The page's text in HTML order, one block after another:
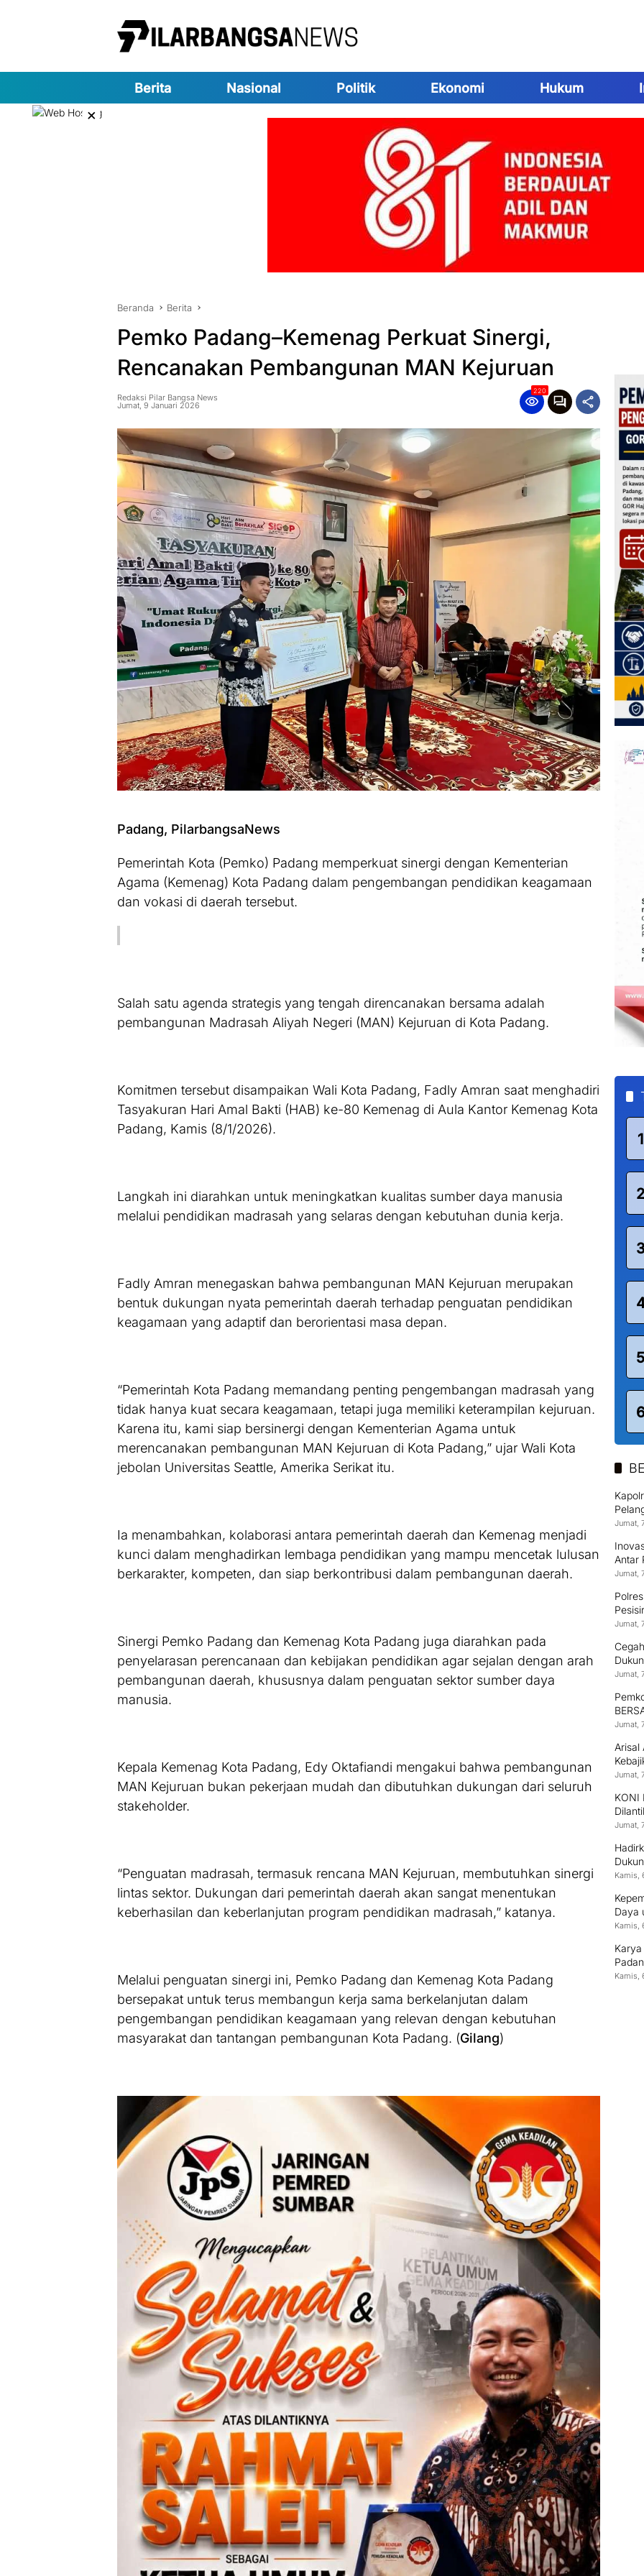
Berita Nasional Politik Ekonomi Hukum
×
Beranda Berita
Pemko Padang–Kemenag Perkuat Sinergi,
Rencanakan Pembangunan MAN Kejuruan
Redaksi Pilar Bangsa News
Jumat, 9 Januari 2026
220
Padang, PilarbangsaNews
Pemerintah Kota (Pemko) Padang memperkuat sinergi dengan Kementerian
Agama (Kemenag) Kota Padang dalam pengembangan pendidikan keagamaan
dan vokasi di daerah tersebut.
Salah satu agenda strategis yang tengah direncanakan bersama adalah
pembangunan Madrasah Aliyah Negeri (MAN) Kejuruan di Kota Padang.
Komitmen tersebut disampaikan Wali Kota Padang, Fadly Amran saat menghadiri
Tasyakuran Hari Amal Bakti (HAB) ke-80 Kemenag di Aula Kantor Kemenag Kota
Padang, Kamis (8/1/2026).
Langkah ini diarahkan untuk meningkatkan kualitas sumber daya manusia
melalui pendidikan madrasah yang selaras dengan kebutuhan dunia kerja.
Fadly Amran menegaskan bahwa pembangunan MAN Kejuruan merupakan
bentuk dukungan nyata pemerintah daerah terhadap penguatan pendidikan
keagamaan yang adaptif dan berorientasi masa depan.
“Pemerintah Kota Padang memandang penting pengembangan madrasah yang
tidak hanya kuat secara keagamaan, tetapi juga memiliki keterampilan kejuruan.
Karena itu, kami siap bersinergi dengan Kementerian Agama untuk
merencanakan pembangunan MAN Kejuruan di Kota Padang,” ujar Wali Kota
jebolan Universitas Seattle, Amerika Serikat itu.
Ia menambahkan, kolaborasi antara pemerintah daerah dan Kemenag menjadi
kunci dalam menghadirkan lembaga pendidikan yang mampu mencetak lulusan
berkarakter, kompeten, dan siap berkontribusi dalam pembangunan daerah.
Sinergi Pemko Padang dan Kemenag Kota Padang juga diarahkan pada
penyelarasan perencanaan dan kebijakan pendidikan agar sejalan dengan arah
pembangunan daerah, khususnya dalam penguatan sektor sumber daya
manusia.
Kepala Kemenag Kota Padang, Edy Oktafiandi mengakui bahwa pembangunan
MAN Kejuruan bukan pekerjaan mudah dan dibutuhkan dukungan dari seluruh
stakeholder.
“Penguatan madrasah, termasuk rencana MAN Kejuruan, membutuhkan sinergi
lintas sektor. Dukungan dari pemerintah daerah akan sangat menentukan
keberhasilan dan keberlanjutan program pendidikan madrasah,” katanya.
Melalui penguatan sinergi ini, Pemko Padang dan Kemenag Kota Padang
bersepakat untuk terus membangun kerja sama berkelanjutan dalam
pengembangan pendidikan keagamaan yang relevan dengan kebutuhan
masyarakat dan tantangan pembangunan Kota Padang. (Gilang)
1
2
5
Jumat,
Antar
Jumat,
Jumat,
Jumat,
Jumat,
Arisal
Jumat,
KONI
Jumat,
Kamis,
Daya
Kamis,
Kamis,